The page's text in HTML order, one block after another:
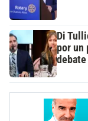
Di
por un